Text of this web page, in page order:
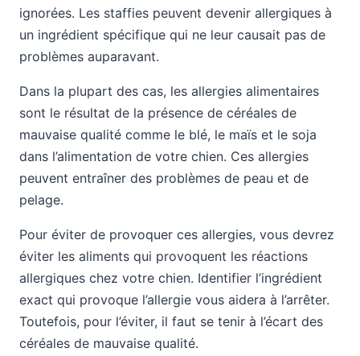
ignorées. Les staffies peuvent devenir allergiques à
un ingrédient spécifique qui ne leur causait pas de
problèmes auparavant.
Dans la plupart des cas, les allergies alimentaires
sont le résultat de la présence de céréales de
mauvaise qualité comme le blé, le maïs et le soja
dans l’alimentation de votre chien. Ces allergies
peuvent entraîner des problèmes de peau et de
pelage.
Pour éviter de provoquer ces allergies, vous devrez
éviter les aliments qui provoquent les réactions
allergiques chez votre chien. Identifier l’ingrédient
exact qui provoque l’allergie vous aidera à l’arrêter.
Toutefois, pour l’éviter, il faut se tenir à l’écart des
céréales de mauvaise qualité.